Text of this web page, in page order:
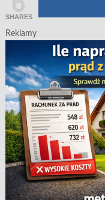
SHARES
Reklamy